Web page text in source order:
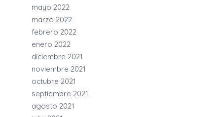
mayo 2022
marzo 2022
febrero 2022
enero 2022
diciembre 2021
noviembre 2021
octubre 2021
septiembre 2021
agosto 2021